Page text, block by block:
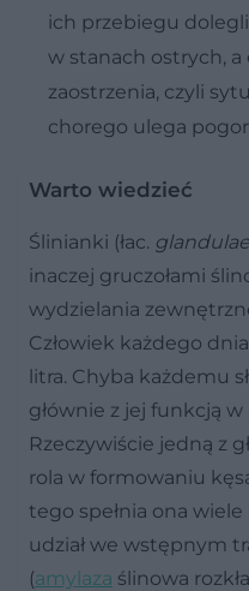
ich przebiegu
w stanach ostrych,
zaostrzenia, czyli
chorego ulega
Warto wiedzieć
Ślinianki (łac.
inaczej gruczołami
wydzielania
Człowiek każdego
litra. Chyba każdemu
głównie z jej funkcją
Rzeczywiście jedną z
rola w formowaniu
tego spełnia ona
udział we wstępnym
(amylaza ślinowa